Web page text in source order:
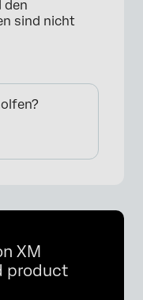
den
sind nicht
XM
product